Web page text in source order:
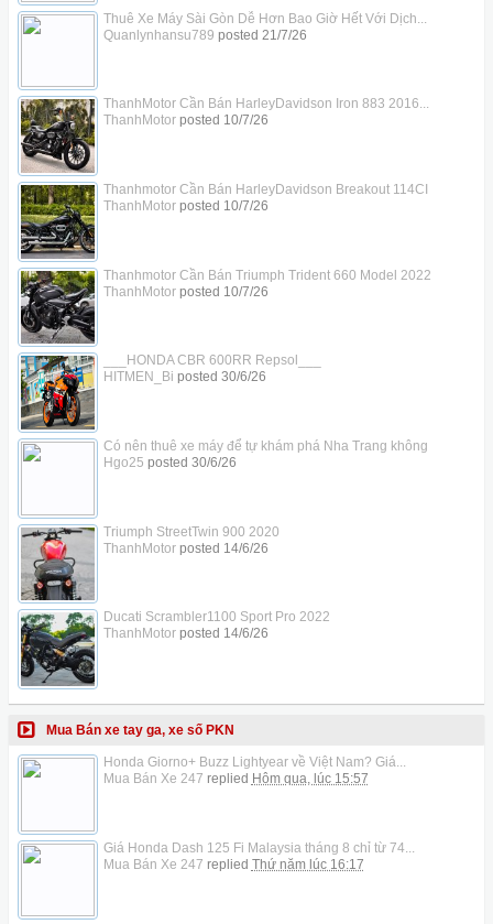
Thuê Xe Máy Sài Gòn Dễ Hơn Bao Giờ Hết Với Dịch...
Quanlynhansu789 posted 21/7/26
ThanhMotor Cần Bán HarleyDavidson Iron 883 2016...
ThanhMotorposted 10/7/26
Thanhmotor Cần Bán HarleyDavidson Breakout 114CI
ThanhMotorposted 10/7/26
Thanhmotor Cần Bán Triumph Trident 660 Model 2022
ThanhMotorposted 10/7/26
___HONDA CBR 600RR Repsol___
HITMEN_Bi posted 30/6/26
Có nên thuê xe máy để tự khám phá Nha Trang không
Hgo25 posted 30/6/26
Triumph StreetTwin 900 2020
ThanhMotorposted 14/6/26
Ducati Scrambler1100 Sport Pro 2022
ThanhMotorposted 14/6/26
Mua Bán xe tay ga, xe số PKN
Honda Giorno+ Buzz Lightyear về Việt Nam? Giá...
Mua Bán Xe 247 replied Hôm qua, lúc 15:57
Giá Honda Dash 125 Fi Malaysia tháng 8 chỉ từ 74...
Mua Bán Xe 247 replied Thứ năm lúc 16:17